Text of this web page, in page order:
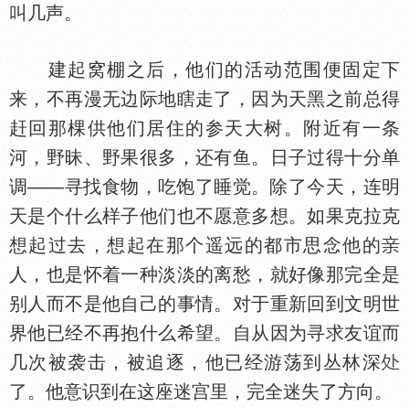
叫几声。
建起窝棚之后，他们的活动范围便固定下
来，不再漫无边际地瞎走了，因为天黑之前总得
赶回那棵供他们居住的参天大树。附近有一条
河，野昧、野果很多，还有鱼。日子过得十分单
调——寻找食物，吃饱了睡觉。除了今天，连明
天是个什么样子他们也不愿意多想。如果克拉克
想起过去，想起在那个遥远的都市思念他的
人，也是怀着一种淡淡的离愁，就好像那完全是
别人而不是他自己的事情。对于重新回到文明世
界他已经不再抱什么希望。自从因为寻求友谊而
几次被袭击，被追逐，他已经游荡到丛林深
了。他意识到在这座迷宫里，完全迷失了方向。